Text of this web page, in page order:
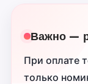
Важно —
При оплате
только